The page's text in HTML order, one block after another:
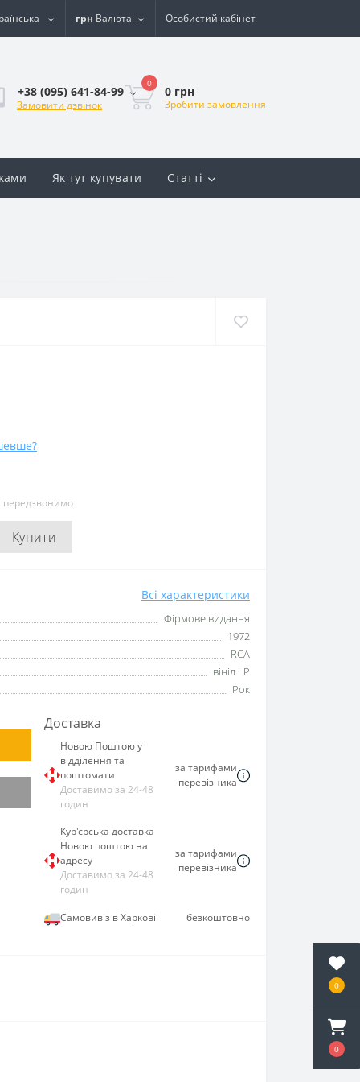
0
0
грн Валюта Особистий кабінет
+38 (095) 641-84-99
Замовити дзвінок
0
0 грн
Зробити замовлення
Як тут купувати Статті
передзвонимо
Купити
Всі характеристики
Фірмове видання
1972
RCA
вініл LP
Рок
Доставка
Новою Поштою у
відділення та
поштомати
Доставимо за 24-48
годин
за тарифами
перевізника
Кур'єрська доставка
Новою поштою на
адресу
Доставимо за 24-48
годин
за тарифами
перевізника
Самовивіз в Харкові безкоштовно